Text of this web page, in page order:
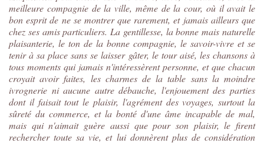
meilleure compagnie de la ville, même de la cour, où il avait le
bon esprit de ne se montrer que rarement, et jamais ailleurs que
chez ses amis particuliers. La gentillesse, la bonne mais naturelle
plaisanterie, le ton de la bonne compagnie, le savoir-vivre et se
tenir à sa place sans se laisser gâter, le tour aisé, les chansons à
tous moments qui jamais n'intéressèrent personne, et que chacun
croyait avoir faites, les charmes de la table sans la moindre
ivrognerie ni aucune autre débauche, l'enjouement des parties
dont il faisait tout le plaisir, l'agrément des voyages, surtout la
sûreté du commerce, et la bonté d'une âme incapable de mal,
mais qui n'aimait guère aussi que pour son plaisir, le firent
rechercher toute sa vie, et lui donnèrent plus de considération